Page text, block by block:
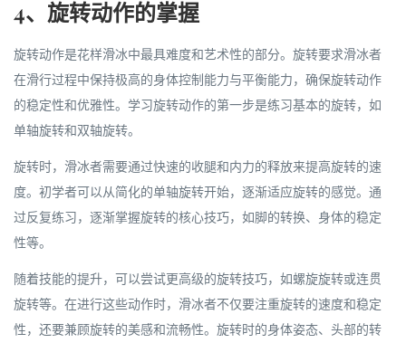
4、旋转动作的掌握
旋转动作是花样滑冰中最具难度和艺术性的部分。旋转要求滑冰者
在滑行过程中保持极高的身体控制能力与平衡能力，确保旋转动作
的稳定性和优雅性。学习旋转动作的第一步是练习基本的旋转，如
单轴旋转和双轴旋转。
旋转时，滑冰者需要通过快速的收腿和内力的释放来提高旋转的速
度。初学者可以从简化的单轴旋转开始，逐渐适应旋转的感觉。通
过反复练习，逐渐掌握旋转的核心技巧，如脚的转换、身体的稳定
性等。
随着技能的提升，可以尝试更高级的旋转技巧，如螺旋旋转或连贯
旋转等。在进行这些动作时，滑冰者不仅要注重旋转的速度和稳定
性，还要兼顾旋转的美感和流畅性。旋转时的身体姿态、头部的转